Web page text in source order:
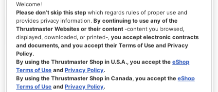
Wachtwoord tonen
INLOGGEN
Wachtwoord vergeten?
Welcome!
Please don’t skip this step which regards rules of proper use and
provides privacy information.By continuing to use any of the
Thrustmaster Websites or their content -content you browsed,
displayed, downloaded, or printed-,you accept electronic contracts
and documents, and you accept their Terms of Use and Privacy
Policy.
By using the Thrustmaster Shop in U.S.A., you accept theeShop
Terms of Use andPrivacy Policy.
By using the Thrustmaster Shop in Canada, you accept theeShop
Terms of Use andPrivacy Policy.